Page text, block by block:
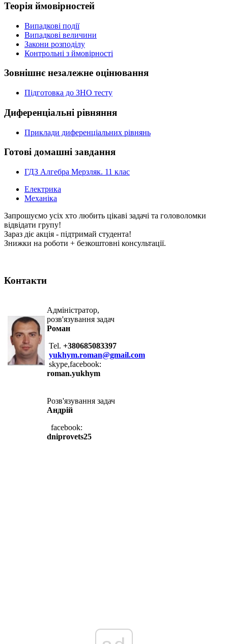
Теорія ймовірностей
Випадкові події
Випадкові величини
Закони розподілу
Контрольні з ймовірності
Зовнішнє незалежне оцінювання
Підготовка до ЗНО тесту
Диференціальні рівняння
Приклади диференціальних рівнянь
Готові домашні завдання
ГДЗ Алгебра Мерзляк. 11 клас
Електрика
Механіка
Запрошуємо усіх хто любить цікаві задачі та головоломки
відвідати групу!
Зараз діє акція - підтримай студента!
Знижки на роботи + безкоштовні консультації.
Контакти
Адміністратор,
розв'язування задач
Роман
Tel. +380685083397
yukhym.roman@gmail.com
skype,facebook:
roman.yukhym
Розв'язування задач
Андрій
facebook:
dniprovets25